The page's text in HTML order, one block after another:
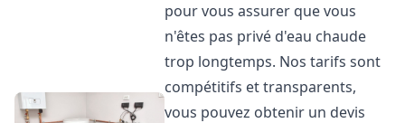
pour vous assurer que vous
n'êtes pas privé d'eau chaude
trop longtemps. Nos tarifs sont
compétitifs et transparents,
vous pouvez obtenir un devis